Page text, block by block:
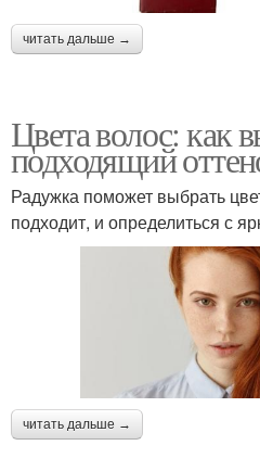
читать дальше →
Цвета волос: как
подходящий
Радужка поможет выбрать
подходит, и определиться с
читать дальше →